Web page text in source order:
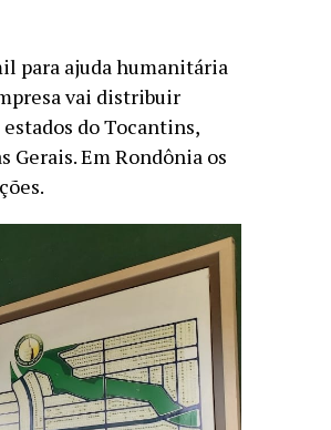
para ajuda humanitária
vai distribuir
estados do Tocantins,
Gerais. Em Rondônia os